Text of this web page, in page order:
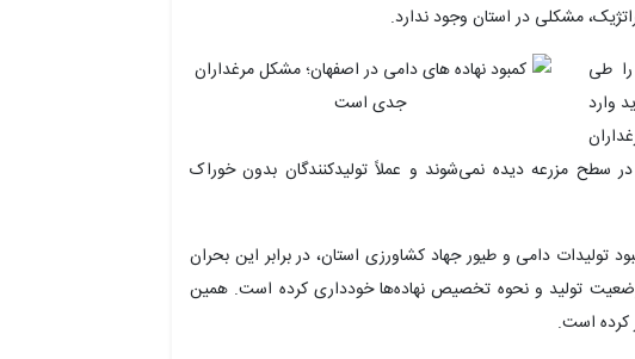
مشکلی در استان وجود ندارد.
را طی
وارد
سطح مزرعه دیده نمی‌شوند و عملاً تولیدکنندگان بدون خوراک
تولیدات دامی و طیور جهاد کشاورزی استان، در برابر این بحران
تولید و نحوه تخصیص نهاده‌ها خودداری کرده است. همین
کرده است.